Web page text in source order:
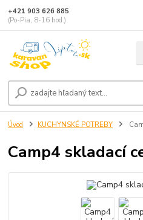
+421 903 626 885
(Po-Pia, 8-16 hod.)
Úvod KUCHYNSKÉ POTREBY
Camp4 skladací